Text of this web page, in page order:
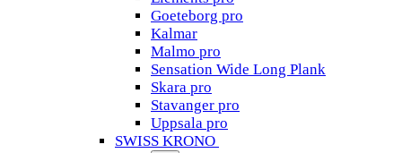
Goeteborg pro
Kalmar
Malmo pro
Sensation Wide Long Plank
Skara pro
Stavanger pro
Uppsala pro
SWISS KRONO